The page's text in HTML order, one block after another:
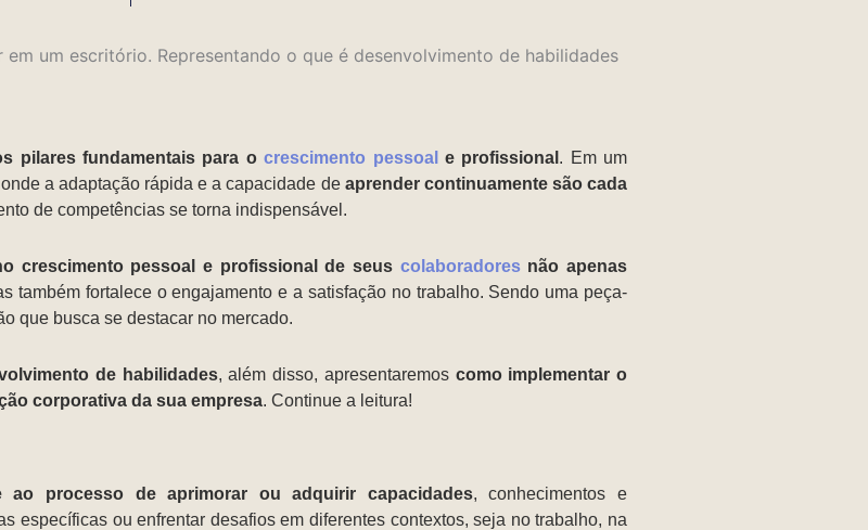
pilares fundamentais para ocrescimento pessoal e profissional . Em um
a adaptação rápida e a capacidade de aprender continuamente são cada
de competências se torna indispensável.
crescimento pessoal e profissional de seus colaboradoresnão apenas
também fortalece o engajamento e a satisfação no trabalho. Sendo uma peça-
que busca se destacar no mercado.
de habilidades, além disso, apresentaremoscomo implementar o
corporativa da sua empresa. Continue a leitura!
ao processo de aprimorar ou adquirir capacidades, conhecimentos e
específicas ou enfrentar desafios em diferentes contextos, seja no trabalho, na